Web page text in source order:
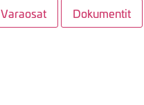
Varaosat Dokumentit